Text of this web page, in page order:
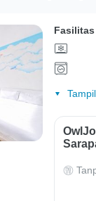
Fasilitas